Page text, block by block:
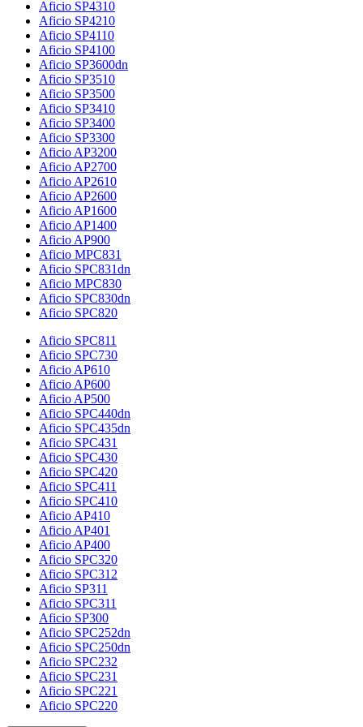
Aficio SP4310
Aficio SP4210
Aficio SP4110
Aficio SP4100
Aficio SP3600dn
Aficio SP3510
Aficio SP3500
Aficio SP3410
Aficio SP3400
Aficio SP3300
Aficio AP3200
Aficio AP2700
Aficio AP2610
Aficio AP2600
Aficio AP1600
Aficio AP1400
Aficio AP900
Aficio MPC831
Aficio SPC831dn
Aficio MPC830
Aficio SPC830dn
Aficio SPC820
Aficio SPC811
Aficio SPC730
Aficio AP610
Aficio AP600
Aficio AP500
Aficio SPC440dn
Aficio SPC435dn
Aficio SPC431
Aficio SPC430
Aficio SPC420
Aficio SPC411
Aficio SPC410
Aficio AP410
Aficio AP401
Aficio AP400
Aficio SPC320
Aficio SPC312
Aficio SP311
Aficio SPC311
Aficio SP300
Aficio SPC252dn
Aficio SPC250dn
Aficio SPC232
Aficio SPC231
Aficio SPC221
Aficio SPC220